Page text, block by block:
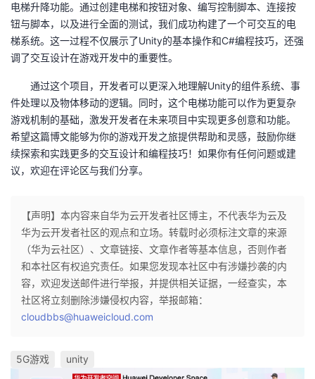
电梯升降功能。通过创建电梯和按钮对象、编写控制脚本、连接按
钮与脚本，以及进行全面的测试，我们成功构建了一个可交互的电
梯系统。这一过程不仅展示了Unity的基本操作和C#编程技巧，还强
调了交互设计在游戏开发中的重要性。
通过这个项目，开发者可以更深入地理解Unity的组件系统、事
件处理以及物体移动的逻辑。同时，这个电梯功能可以作为更复杂
游戏机制的基础，激发开发者在未来项目中实现更多创意和功能。
希望这篇博文能够为你的游戏开发之旅提供帮助和灵感，鼓励你继
续探索和实践更多的交互设计和编程技巧！如果你有任何问题或建
议，欢迎在评论区与我们分享。
【声明】本内容来自华为云开发者社区博主，不代表华为云及
华为云开发者社区的观点和立场。转载时必须标注文章的来源
（华为云社区）、文章链接、文章作者等基本信息，否则作者
和本社区有权追究责任。如果您发现本社区中有涉嫌抄袭的内
容，欢迎发送邮件进行举报，并提供相关证据，一经查实，本
社区将立刻删除涉嫌侵权内容，举报邮箱：
cloudbbs@huaweicloud.com
5G游戏 unity